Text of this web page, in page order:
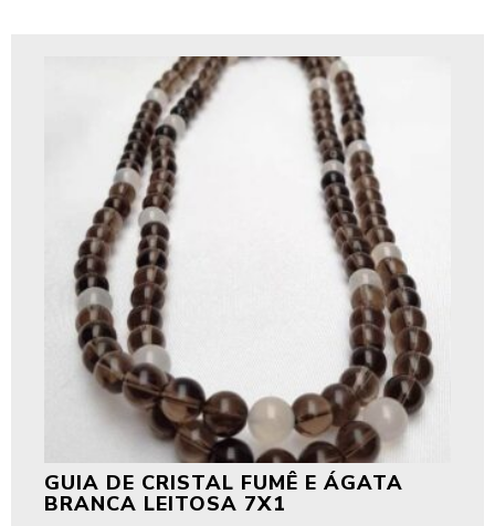
GUIA DE CRISTAL FUMÊ E ÁGATA
BRANCA LEITOSA 7X1